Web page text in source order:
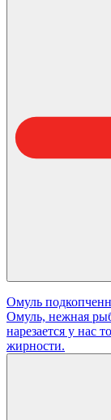
Омуль
Омуль, нежная
нарезается у нас
жирности.